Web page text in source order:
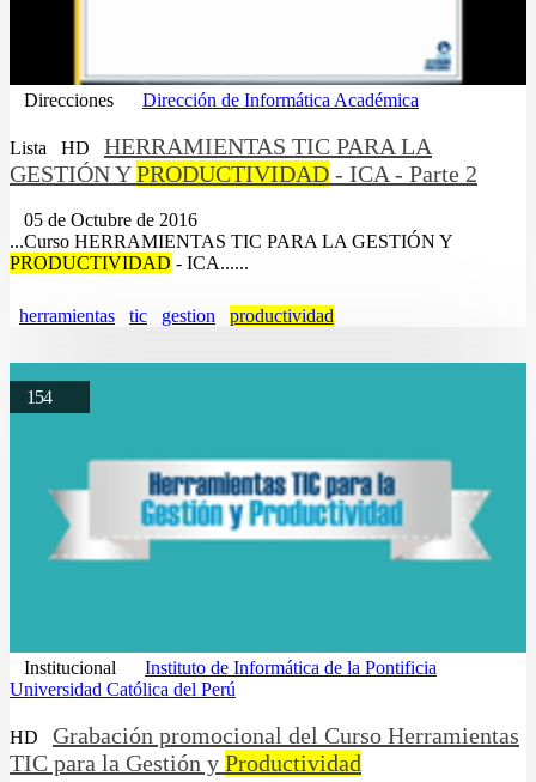
Direcciones Dirección de Informática Académica
Lista HD
HERRAMIENTAS TIC PARA LA
GESTIÓN YPRODUCTIVIDAD - ICA - Parte 2
05 de Octubre de 2016
...Curso HERRAMIENTAS TIC PARA LA GESTIÓN Y
PRODUCTIVIDAD - ICA......
herramientas tic gestion productividad
154
Institucional
Instituto de Informática de la Pontificia
Universidad Católica del Perú
HD
Grabación promocional del Curso Herramientas
TIC para la Gestión y Productividad